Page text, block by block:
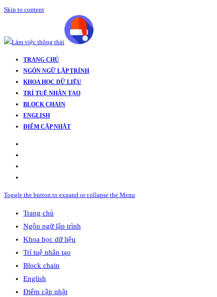
Skip to content
TRANG CHỦ
NGÔN NGỮ LẬP TRÌNH
KHOA HỌC DỮ LIỆU
TRÍ TUỆ NHÂN TẠO
BLOCK CHAIN
ENGLISH
ĐIỂM CẬP NHẬT
Toggle the button to expand or collapse the Menu
Trang chủ
Ngôn ngữ lập trình
Khoa học dữ liệu
Trí tuệ nhân tạo
Block chain
English
Điểm cập nhật